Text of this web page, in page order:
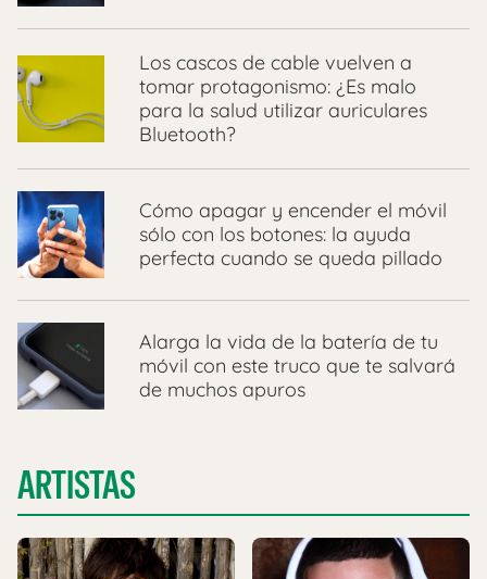
Los cascos de cable vuelven a
tomar protagonismo: ¿Es malo
para la salud utilizar auriculares
Bluetooth?
Cómo apagar y encender el móvil
sólo con los botones: la ayuda
perfecta cuando se queda pillado
Alarga la vida de la batería de tu
móvil con este truco que te salvará
de muchos apuros
ARTISTAS